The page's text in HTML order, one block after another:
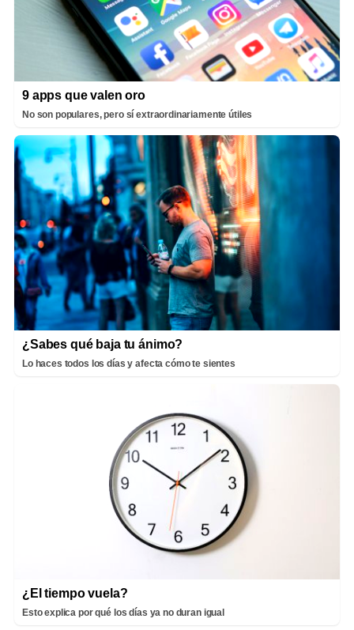
9 apps que valen oro
No son populares, pero sí extraordinariamente útiles
¿Sabes qué baja tu ánimo?
Lo haces todos los días y afecta cómo te sientes
¿El tiempo vuela?
Esto explica por qué los días ya no duran igual